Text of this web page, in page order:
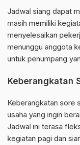
Jadwal siang dapat
masih memiliki
menyelesaikan
menunggu anggota
untuk penumpang
Keberangkatan
Keberangkatan sore
usaha yang ingin
Jadwal ini terasa
kegiatan pagi dan